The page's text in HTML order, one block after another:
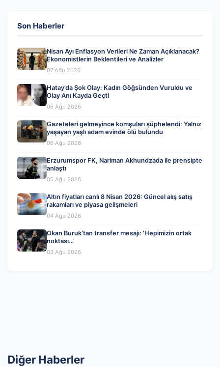
Son Haberler
Nisan Ayı Enflasyon Verileri Ne Zaman Açıklanacak?
Ekonomistlerin Beklentileri ve Analizler
07 Ağu 2026
Hatay’da Şok Olay: Kadın Göğsünden Vuruldu ve
Olay Anı Kayda Geçti
06 Ağu 2026
Gazeteleri gelmeyince komşuları şüphelendi: Yalnız
yaşayan yaşlı adam evinde ölü bulundu
06 Ağu 2026
Erzurumspor FK, Nariman Akhundzada ile prensipte
anlaştı
05 Ağu 2026
Altın fiyatları canlı 8 Nisan 2026: Güncel alış satış
rakamları ve piyasa gelişmeleri
04 Ağu 2026
Okan Buruk’tan transfer mesajı: ‘Hepimizin ortak
noktası…’
03 Ağu 2026
Diğer Haberler